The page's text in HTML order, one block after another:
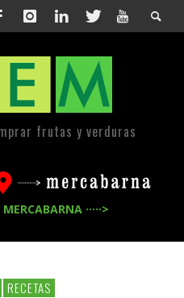
frutas y verduras
·····>
RECETAS